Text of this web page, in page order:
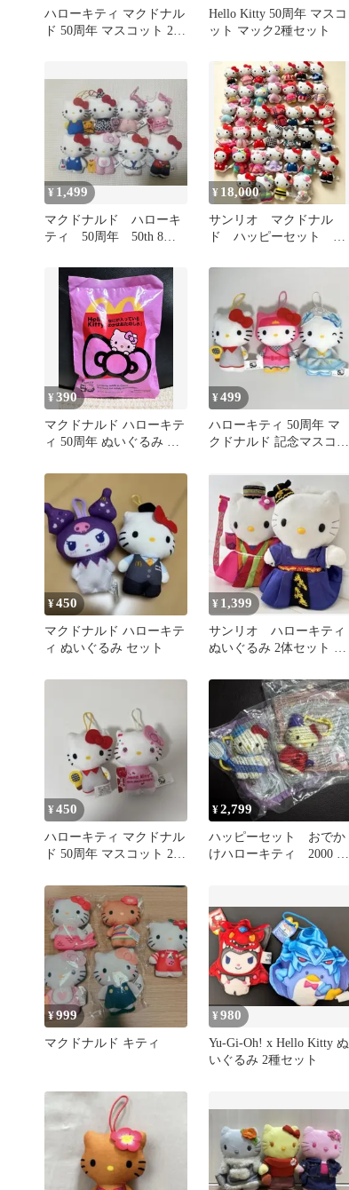
ハローキティ マクドナル
ド 50周年 マスコット 2種
Hello Kitty 50周年 マスコ
ット マック2種セット
¥ 1,499
マクドナルド ハローキ
ティ 50周年 50th 8体
¥ 18,000
サンリオ マクドナル
ド ハッピーセット キ
¥390
マクドナルド ハローキテ
ィ 50周年 ぬいぐるみ 未
¥499
ハローキティ 50周年 マ
クドナルド 記念マスコッ
¥450
マクドナルド ハローキテ
ィ ぬいぐるみ セット
¥ 1,399
サンリオ ハローキティ
ぬいぐるみ 2体セット 限
【美品】
¥450
ハローキティ マクドナル
ド 50周年 マスコット 2個
¥2,799
ハッピーセット おでか
けハローキティ 2000 レ
¥999
マクドナルド キティ
¥980
Yu-Gi-Oh! x Hello Kitty ぬ
いぐるみ 2種セット